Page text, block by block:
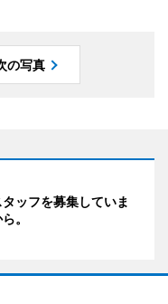
の写真
ッフを募集していま
。